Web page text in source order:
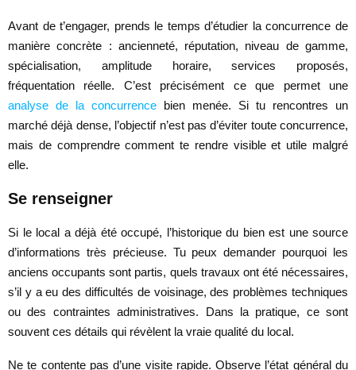
Avant de t’engager, prends le temps d’étudier la concurrence de
manière concrète : ancienneté, réputation, niveau de gamme,
spécialisation, amplitude horaire, services proposés,
fréquentation réelle. C’est précisément ce que permet une
analyse de la concurrence bien menée. Si tu rencontres un
marché déjà dense, l’objectif n’est pas d’éviter toute concurrence,
mais de comprendre comment te rendre visible et utile malgré
elle.
Se renseigner
Si le local a déjà été occupé, l’historique du bien est une source
d’informations très précieuse. Tu peux demander pourquoi les
anciens occupants sont partis, quels travaux ont été nécessaires,
s’il y a eu des difficultés de voisinage, des problèmes techniques
ou des contraintes administratives. Dans la pratique, ce sont
souvent ces détails qui révèlent la vraie qualité du local.
Ne te contente pas d’une visite rapide. Observe l’état général du